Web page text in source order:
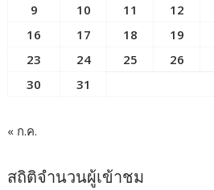
9
10 11 12
16
17 18 19
23
24 25 26
30
31
« ก.ค.
สถิติจำนวนผู้เข้าชม